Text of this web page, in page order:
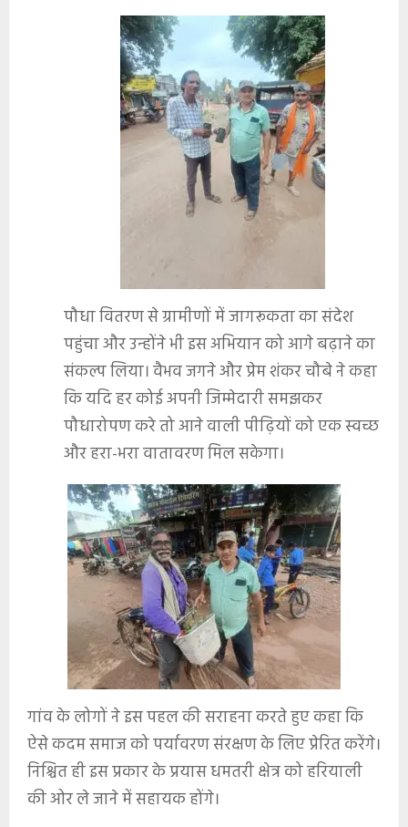
पौधा वितरण से ग्रामीणों में जागरूकता का संदेश
पहुंचा और उन्होंने भी इस अभियान को आगे बढ़ाने का
संकल्प लिया। वैभव जगने और प्रेम शंकर चौबे ने कहा
कि यदि हर कोई अपनी जिम्मेदारी समझकर
पौधारोपण करे तो आने वाली पीढ़ियों को एक स्वच्छ
और हरा-भरा वातावरण मिल सकेगा।
गांव के लोगों ने इस पहल की सराहना करते हुए कहा कि
ऐसे कदम समाज को पर्यावरण संरक्षण के लिए प्रेरित करेंगे।
निश्चित ही इस प्रकार के प्रयास धमतरी क्षेत्र को हरियाली
की ओर ले जाने में सहायक होंगे।